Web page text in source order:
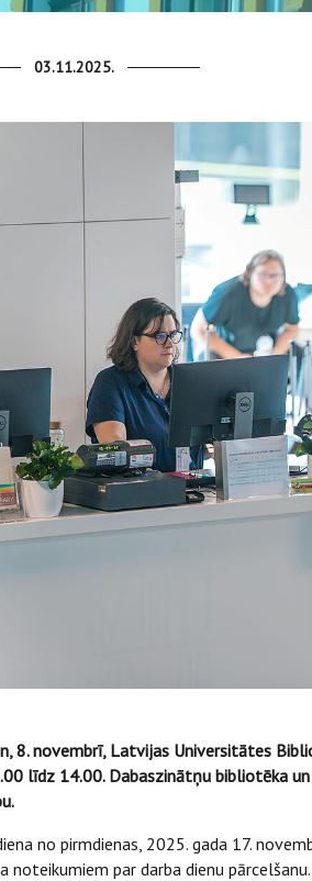
03.11.2025.
8. novembrī, Latvijas Universitātes
līdz 14.00. Dabaszinātņu bibliotēka
no pirmdienas, 2025. gada 17.
noteikumiem par darba dienu